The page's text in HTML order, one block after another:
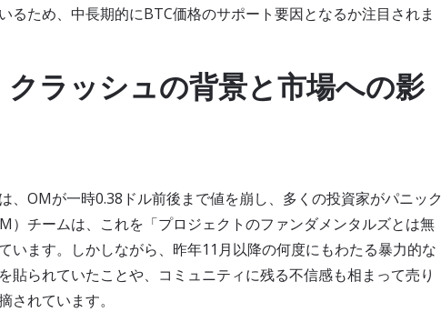
るため、中長期的にBTC価格のサポート要因となるか注目されま
ラッシュの背景と市場への影
、OMが一時0.38ドル前後まで値を崩し、多くの投資家がパニック
）チームは、これを「プロジェクトのファンダメンタルズとは無
います。しかしながら、昨年11月以降の何度にもわたる暴力的な
貼られていたことや、コミュニティに残る不信感も相まって売り
されています。